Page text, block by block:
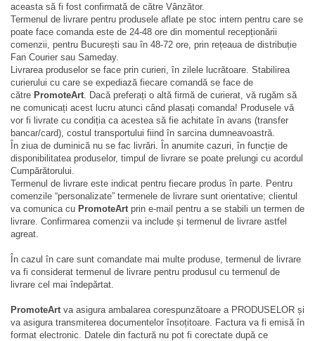
aceasta să fi fost confirmată de către Vânzător.
Termenul de livrare pentru produsele aflate pe stoc intern pentru care se
poate face comanda este de 24-48 ore din momentul recepționării
comenzii, pentru București sau în 48-72 ore, prin rețeaua de distribuție
Fan Courier sau Sameday.
Livrarea produselor se face prin curieri, în zilele lucrătoare. Stabilirea
curierului cu care se expediază fiecare comandă se face de
către PromoteArt. Dacă preferați o altă firmă de curierat, vă rugăm să
ne comunicați acest lucru atunci când plasați comanda! Produsele vă
vor fi livrate cu condiția ca acestea să fie achitate în avans (transfer
bancar/card), costul transportului fiind în sarcina dumneavoastră.
În ziua de duminică nu se fac livrări. În anumite cazuri, în funcție de
disponibilitatea produselor, timpul de livrare se poate prelungi cu acordul
Cumpărătorului.
Termenul de livrare este indicat pentru fiecare produs în parte. Pentru
comenzile “personalizate” termenele de livrare sunt orientative; clientul
va comunica cu PromoteArt prin e-mail pentru a se stabili un termen de
livrare. Confirmarea comenzii va include și termenul de livrare astfel
agreat.
În cazul în care sunt comandate mai multe produse, termenul de livrare
va fi considerat termenul de livrare pentru produsul cu termenul de
livrare cel mai îndepărtat.
PromoteArt va asigura ambalarea corespunzătoare a PRODUSELOR și
va asigura transmiterea documentelor însoțitoare. Factura va fi emisă în
format electronic. Datele din factură nu pot fi corectate după ce